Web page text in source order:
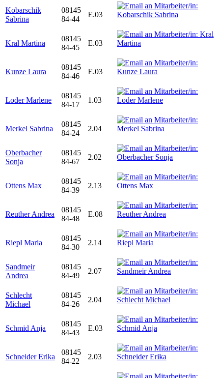
Kobarschik
Sabrina
08145
84-44
E.03
Kral Martina
08145
84-45
E.03
Kunze Laura
08145
84-46
E.03
Loder Marlene
08145
84-17
1.03
Merkel Sabrina
08145
84-24
2.04
Oberbacher
Sonja
08145
84-67
2.02
Ottens Max
08145
84-39
2.13
Reuther Andrea
08145
84-48
E.08
Riepl Maria
08145
84-30
2.14
Sandmeir
Andrea
08145
84-49
2.07
Schlecht
Michael
08145
84-26
2.04
Schmid Anja
08145
84-43
E.03
Schneider Erika
08145
84-22
2.03